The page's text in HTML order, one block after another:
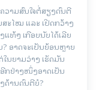
າມສົນໃຈຕໍ່ສຽງດົນຕີ
ະໄໝ ແລະ ເປີດກວ້າງ
ທ້ໆ ເກືອບນັບໄດ້ເລີຍ
ອາດຈະເປັນຍ້ອນຫຼາຍ
ນຍາມວ່າງ ເຮັດມັນ
ກຢ່າງໜຶ່ງອາດເປັນ
ດ້ານດົນຕີບໍ?